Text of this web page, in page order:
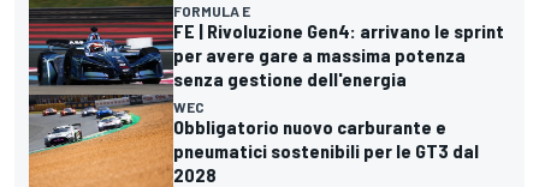
FORMULA E
FE | Rivoluzione Gen4: arrivano le sprint
per avere gare a massima potenza
senza gestione dell'energia
WEC
Obbligatorio nuovo carburante e
pneumatici sostenibili per le GT3 dal
2028